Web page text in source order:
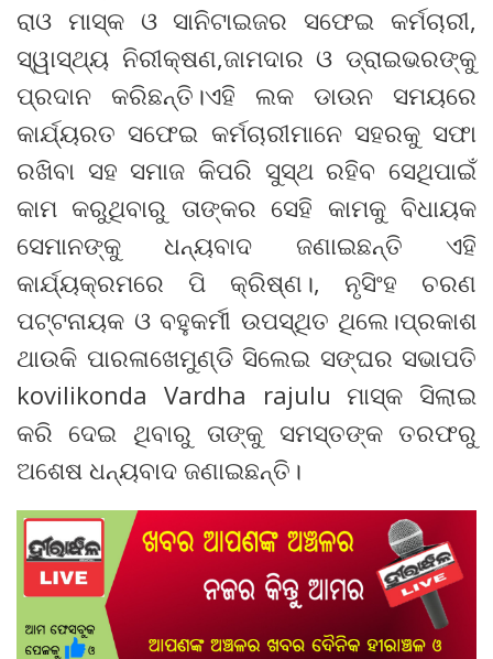
ରାଓ ମାସ୍କ ଓ ସାନିଟାଇଜର ସଫେଇ କର୍ମଚାରୀ,
ସ୍ୱାସ୍ଥ୍ୟ ନିରୀକ୍ଷଣ,ଜାମଦାର ଓ ଡ୍ରାଇଭରଙ୍କୁ
ପ୍ରଦାନ କରିଛନ୍ତି।ଏହି ଲକ ଡାଉନ ସମୟରେ
କାର୍ଯ୍ୟରତ ସଫେଇ କର୍ମଚାରୀମାନେ ସହରକୁ ସଫା
ରଖିବା ସହ ସମାଜ କିପରି ସୁସ୍ଥ ରହିବ ସେଥିପାଇଁ
କାମ କରୁଥିବାରୁ ତାଙ୍କର ସେହି କାମକୁ ବିଧାୟକ
ସେମାନଙ୍କୁ ଧନ୍ୟବାଦ ଜଣାଇଛନ୍ତି ଏହି
କାର୍ଯ୍ୟକ୍ରମରେ ପି କ୍ରିଷ୍ଣ।, ନୃସିଂହ ଚରଣ
ପଟ୍ଟନାୟକ ଓ ବହୁକର୍ମୀ ଉପସ୍ଥିତ ଥିଲେ।ପ୍ରକାଶ
ଥାଉକି ପାରଳାଖେମୁଣ୍ଡି ସିଲେଇ ସଙ୍ଘର ସଭାପତି
kovilikonda Vardha rajulu ମାସ୍କ ସିଲାଇ
କରି ଦେଇ ଥିବାରୁ ତାଙ୍କୁ ସମସ୍ତଙ୍କ ତରଫରୁ
ଅଶେଷ ଧନ୍ୟବାଦ ଜଣାଇଛନ୍ତି।